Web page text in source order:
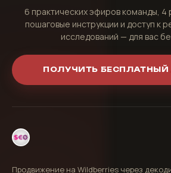
6 практических эфиров команды, 4
пошаговые инструкции и доступ к
исследований — для вас
ПОЛУЧИТЬ БЕСПЛАТНЫЙ
Продвижение на Wildberries через